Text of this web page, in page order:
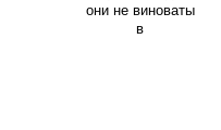
они не виноваты
в